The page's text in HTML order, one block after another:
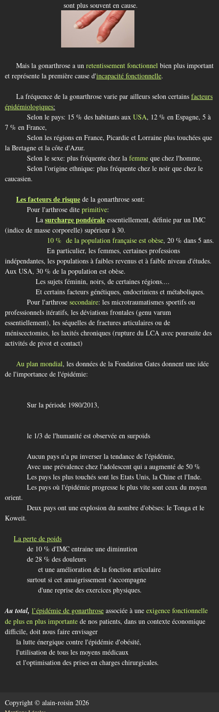
sont plus souvent en cause.
Mais la gonarthrose a un retentissement fonctionnel bien plus important
et représente la première cause d'incapacité fonctionnelle.
La fréquence de la gonarthrose varie par ailleurs selon certains facteurs
épidémiologiques:
Selon le pays: 15 % des habitants aux USA, 12 % en Espagne, 5 à
7 % en France,
Selon les régions en France, Picardie et Lorraine plus touchées que
la Bretagne et la côte d'Azur.
Selon le sexe: plus fréquente chez la femme que chez l'homme,
Selon l'origine ethnique: plus fréquente chez le noir que chez le
caucasien.
Les facteurs de risque de la gonarthrose sont:
Pour l'arthrose dite primitive:
La surcharge pondérale essentiellement, définie par un IMC
(indice de masse corporelle) supérieur à 30.
10 % de la population française est obèse, 20 % dans 5 ans.
En particulier, les femmes, certaines professions
indépendantes, les populations à faibles revenus et à faible niveau d'études.
Aux USA, 30 % de la population est obèse.
Les sujets féminin, noirs, de certaines régions....
Et certains facteurs génétiques, endocriniens et métaboliques.
Pour l'arthrose secondaire: les microtraumatismes sportifs ou
professionnels itératifs, les déviations frontales (genu varum
essentiellement), les séquelles de fractures articulaires ou de
méniscectomies, les laxités chroniques (rupture du LCA avec poursuite des
activités de pivot et contact)
Au plan mondial, les données de la Fondation Gates donnent une idée
de l'importance de l'épidémie:
Sur la période 1980/2013,
le 1/3 de l'humanité est observée en surpoids
Aucun pays n'a pu inverser la tendance de l'épidémie,
Avec une prévalence chez l'adolescent qui a augmenté de 50 %
Les pays les plus touchés sont les Etats Unis, la Chine et l'Inde.
Les pays où l'épidémie progresse le plus vite sont ceux du moyen
orient.
Deux pays ont une explosion du nombre d'obèses: le Tonga et le
Koweit.
La perte de poids
de 10 % d'IMC entraine une diminution
de 28 % des douleurs
et une amélioration de la fonction articulaire
surtout si cet amaigrissement s'accompagne
d'une reprise des exercices physiques.
Au total, l’épidémie de gonarthrose associée à une exigence fonctionnelle
de plus en plus importante de nos patients, dans un contexte économique
difficile, doit nous faire envisager
la lutte énergique contre l'épidémie d'obésité,
l'utilisation de tous les moyens médicaux
et l'optimisation des prises en charges chirurgicales.
Copyright © alain-roisin 2026